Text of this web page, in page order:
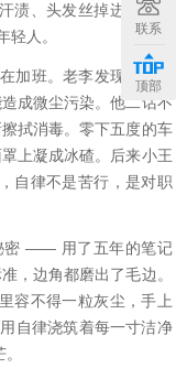
渍、头发丝掉进去，设
轻人。
加班。老李发现新入职
成微尘污染。他二话不
拭消毒。零下五度的车
上凝成冰碴。后来小王
自律不是苦行，是对职
密 —— 用了五年的笔记
，边角都磨出了毛边。
容不得一粒灰尘，手上
自律浇筑着每一寸洁净
联系
顶部